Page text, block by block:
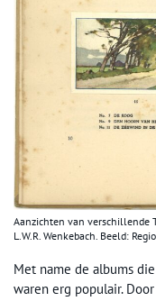
Aanzichten van verschillende
L.W.R. Wenkebach. Beeld:
Met name de albums
waren erg populair.